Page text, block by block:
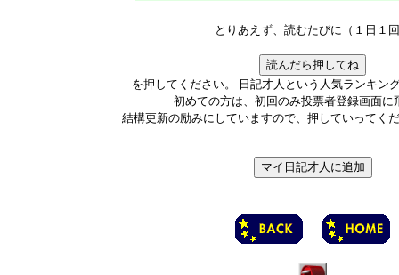
とりあえず、読むたびに（１日１
を押してください。 日記才人という人気ランキン
初めての方は、初回のみ投票者登録画面に
結構更新の励みにしていますので、押していってく